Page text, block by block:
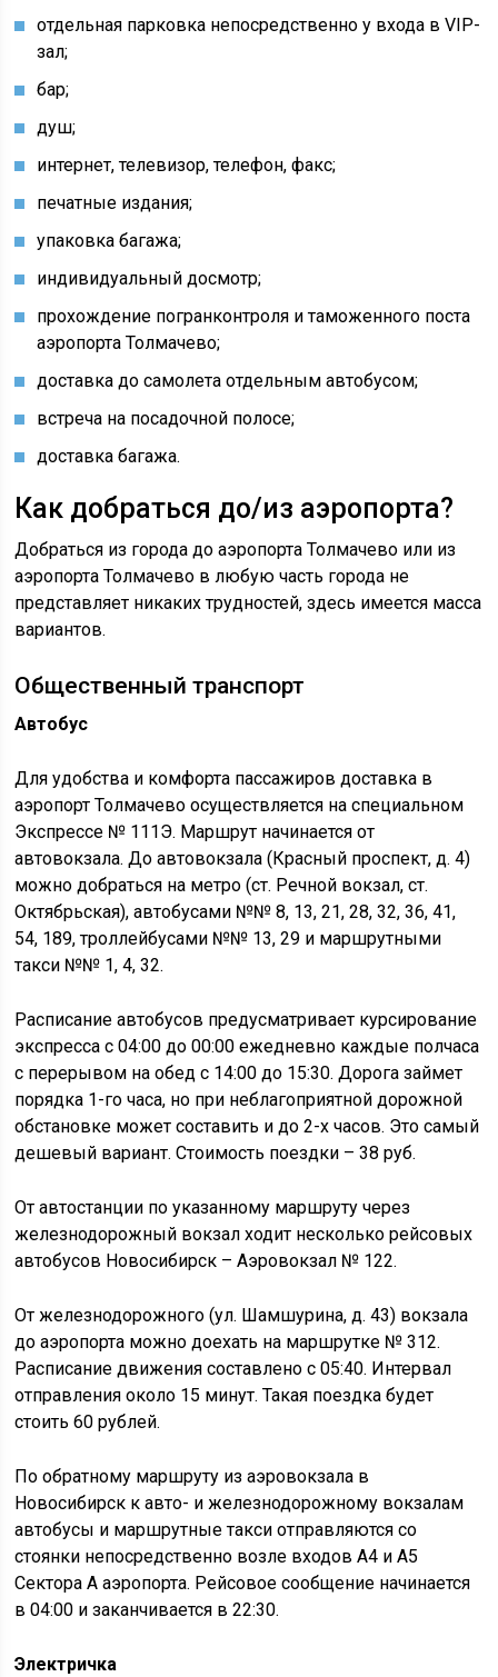
отдельная парковка непосредственно у входа в VIP-
зал;
бар;
душ;
интернет, телевизор, телефон, факс;
печатные издания;
упаковка багажа;
индивидуальный досмотр;
прохождение погранконтроля и таможенного поста
аэропорта Толмачево;
доставка до самолета отдельным автобусом;
встреча на посадочной полосе;
доставка багажа.
Как добраться до/из аэропорта?
Добраться из города до аэропорта Толмачево или из
аэропорта Толмачево в любую часть города не
представляет никаких трудностей, здесь имеется масса
вариантов.
Общественный транспорт
Автобус
Для удобства и комфорта пассажиров доставка в
аэропорт Толмачево осуществляется на специальном
Экспрессе № 111Э. Маршрут начинается от
автовокзала. До автовокзала (Красный проспект, д. 4)
можно добраться на метро (ст. Речной вокзал, ст.
Октябрьская), автобусами №№ 8, 13, 21, 28, 32, 36, 41,
54, 189, троллейбусами №№ 13, 29 и маршрутными
такси №№ 1, 4, 32.
Расписание автобусов предусматривает курсирование
экспресса с 04:00 до 00:00 ежедневно каждые полчаса
с перерывом на обед с 14:00 до 15:30. Дорога займет
порядка 1-го часа, но при неблагоприятной дорожной
обстановке может составить и до 2-х часов. Это самый
дешевый вариант. Стоимость поездки – 38 руб.
От автостанции по указанному маршруту через
железнодорожный вокзал ходит несколько рейсовых
автобусов Новосибирск – Аэровокзал № 122.
От железнодорожного (ул. Шамшурина, д. 43) вокзала
до аэропорта можно доехать на маршрутке № 312.
Расписание движения составлено с 05:40. Интервал
отправления около 15 минут. Такая поездка будет
стоить 60 рублей.
По обратному маршруту из аэровокзала в
Новосибирск к авто- и железнодорожному вокзалам
автобусы и маршрутные такси отправляются со
стоянки непосредственно возле входов А4 и А5
Сектора А аэропорта. Рейсовое сообщение начинается
в 04:00 и заканчивается в 22:30.
Электричка